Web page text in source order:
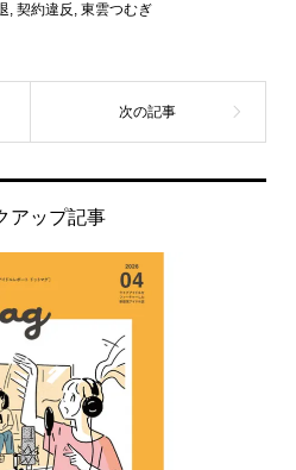
, 契約違反 , 東雲つむぎ
アップ記事